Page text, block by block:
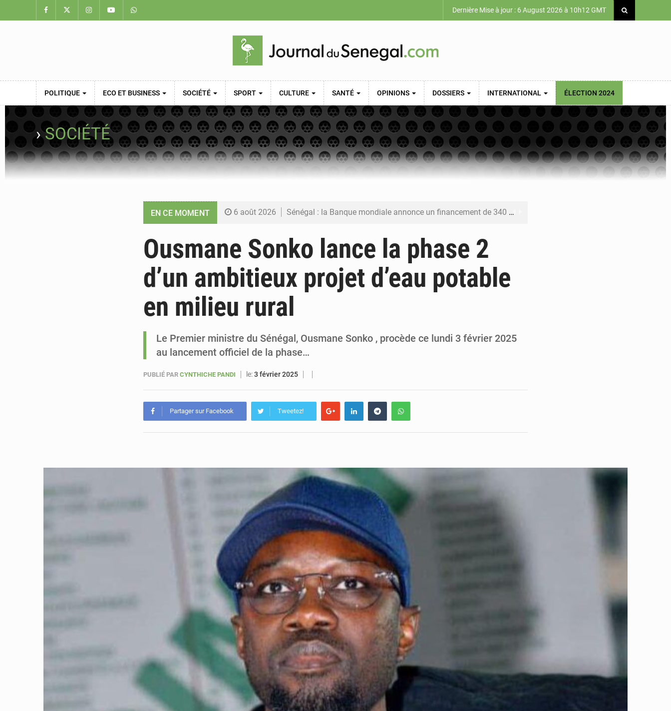
Dernière Mise à jour : 6 August 2026 à 10h12 GMT
POLITIQUE ECO ET BUSINESS SOCIÉTÉ SPORT CULTURE SANTÉ OPINIONS DOSSIERS INTERNATIONAL ÉLECTION 2024
›SOCIÉTÉ
EN CE MOMENT 6 août 2026 Sénégal : la Banque mondiale annonce un financement de 340 milliards FCFA pour soutenir les priorités de la Vision Sénégal 2050
5 août 2026 Sénégal : les subventions à l’énergie bondissent à 729 milliards FCFA pour contenir les prix des carburants et de l’électricité
5 août 2026 Sénégal : le niveau du fleuve Sénégal poursuit sa montée à Podor, les autorités appellent à la vigilance
5 août 2026
Ousmane Sonko lance la phase 2
d’un ambitieux projet d’eau potable
en milieu rural
Le Premier ministre du Sénégal, Ousmane Sonko , procède ce lundi 3 février 2025
au lancement officiel de la phase…
PUBLIÉ PAR CYNTHICHE PANDI le:3 février 2025
Partager sur Facebook Tweetez!